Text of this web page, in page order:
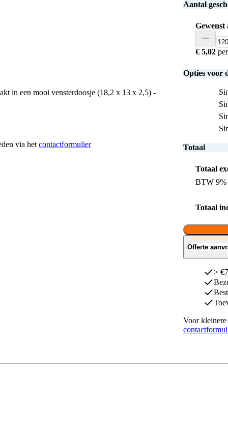
Aantal
Gewenst
€ 5,02
Opties voor
Totaal
Totaal
BTW 9%
Totaal
Offerte
>
Voor kleinere
in een mooi vensterdoosje (18,2 x 13 x 2,5) -
via het contactformulier